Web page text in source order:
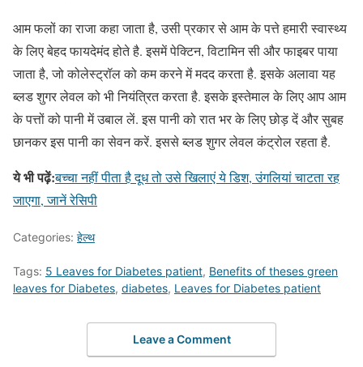
आम फलों का राजा कहा जाता है, उसी प्रकार से आम के पत्ते हमारी स्वास्थ्य
के लिए बेहद फायदेमंद होते है. इसमें पेक्टिन, विटामिन सी और फाइबर पाया
जाता है, जो कोलेस्ट्रॉल को कम करने में मदद करता है. इसके अलावा यह
ब्लड शुगर लेवल को भी नियंत्रित करता है. इसके इस्तेमाल के लिए आप आम
के पत्तों को पानी में उबाल लें. इस पानी को रात भर के लिए छोड़ दें और सुबह
छानकर इस पानी का सेवन करें. इससे ब्लड शुगर लेवल कंट्रोल रहता है.
ये भी पढ़ें:बच्चा नहीं पीता है दूध तो उसे खिलाएं ये डिश, उंगलियां चाटता रह
जाएगा, जानें रेसिपी
Categories: हेल्थ
Tags: 5 Leaves for Diabetes patient, Benefits of theses green
leaves for Diabetes, diabetes, Leaves for Diabetes patient
Leave a Comment